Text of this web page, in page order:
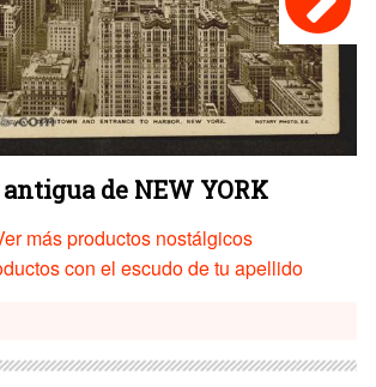
antigua de NEW YORK
más productos nostálgicos
con el escudo de tu apellido